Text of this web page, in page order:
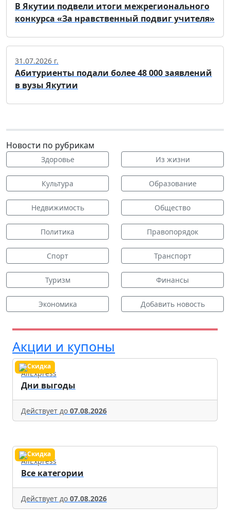
В Якутии подвели итоги межрегионального
конкурса «За нравственный подвиг учителя»
31.07.2026 г.
Абитуриенты подали более 48 000 заявлений
в вузы Якутии
Новости по рубрикам
Здоровье Из жизни
Культура Образование
Недвижимость Общество
Политика Правопорядок
Спорт Транспорт
Туризм Финансы
Экономика Добавить новость
Акции и купоны
AliExpress
Дни выгоды
Действует до 07.08.2026
AliExpress
Все категории
Действует до 07.08.2026